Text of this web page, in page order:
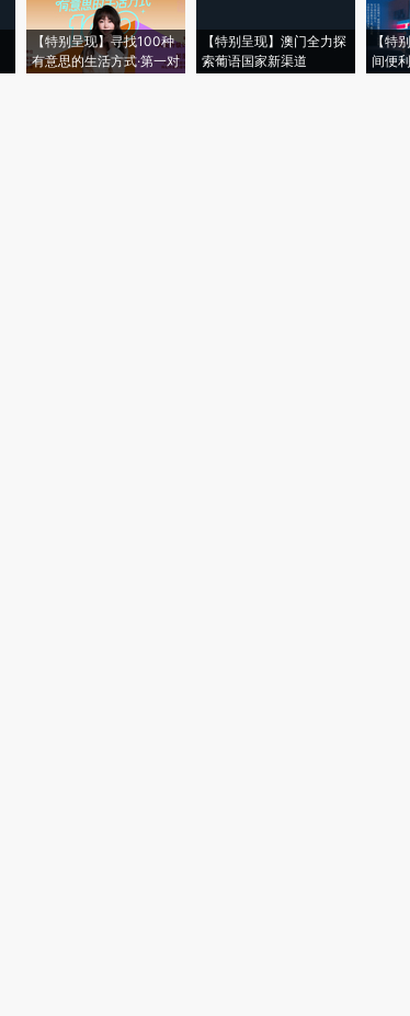
【特别呈现】寻找100种
有意思的生活方式·第一对
【特别呈现】澳门全力探
索葡语国家新渠道
【特
间便